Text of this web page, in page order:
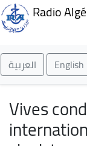
Radio
العربية English
Vives